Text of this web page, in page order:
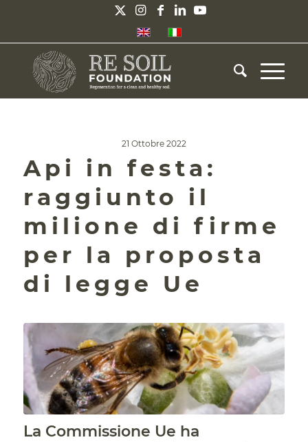
21 Ottobre 2022
Api in festa:
raggiunto il
milione di firme
per la proposta
di legge Ue
La Commissione Ue ha